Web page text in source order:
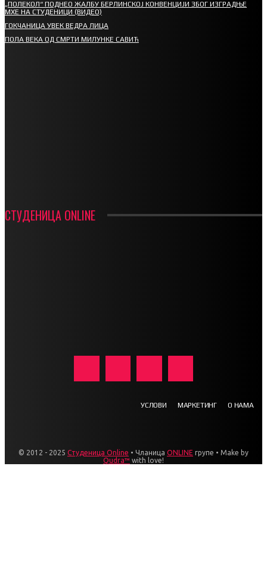
„ПОЛЕКОЛ“ ПОДНЕО ЖАЛБУ БЕРЛИНСКОЈ КОНВЕНЦИЈИ ЗБОГ ИЗГРАДЊЕ
МХЕ НА СТУДЕНИЦИ (ВИДЕО)
ГОКЧАНИЦА УВЕК ВЕДРА ЛИЦА
ПОЛА ВЕКА ОД СМРТИ МИЛУНКЕ САВИЋ
СТУДЕНИЦА ONLINE
УСЛОВИ МАРКЕТИНГ О НАМА
© 2012 - 2025 Студеница Online • Чланица ONLINE групе • Make by
Qudra™ with love!